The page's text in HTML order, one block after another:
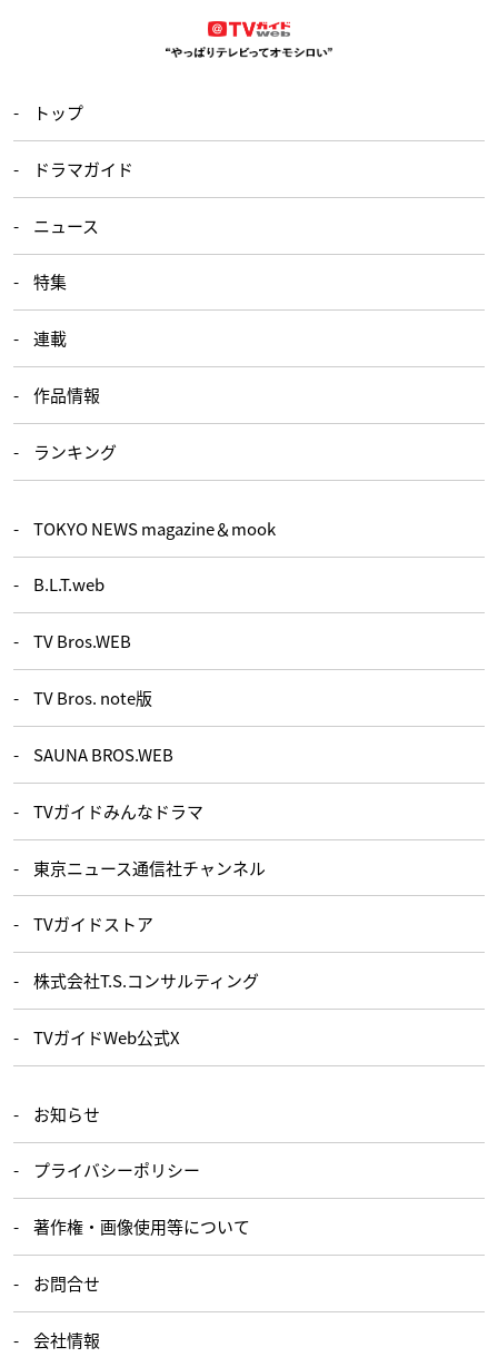
トップ
ドラマガイド
ニュース
特集
連載
作品情報
ランキング
TOKYO NEWS magazine＆mook
B.L.T.web
TV Bros.WEB
TV Bros. note版
SAUNA BROS.WEB
TVガイドみんなドラマ
東京ニュース通信社チャンネル
TVガイドストア
株式会社T.S.コンサルティング
TVガイドWeb公式X
お知らせ
プライバシーポリシー
著作権・画像使用等について
お問合せ
会社情報